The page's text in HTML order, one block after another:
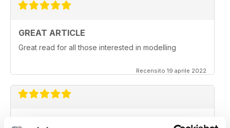
GREAT ARTICLE
Great read for all those interested in modelling
Recensito 19 aprile 2022